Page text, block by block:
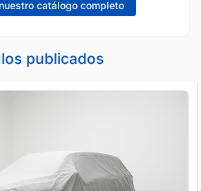
catálogo completo
publicados